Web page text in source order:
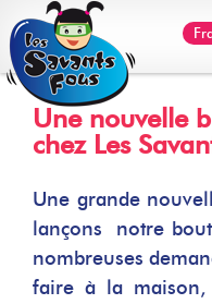
Skip
to
content
Une nouvelle
chez Les
Une grande
lançons notre
nombreuses
faire à la maison,